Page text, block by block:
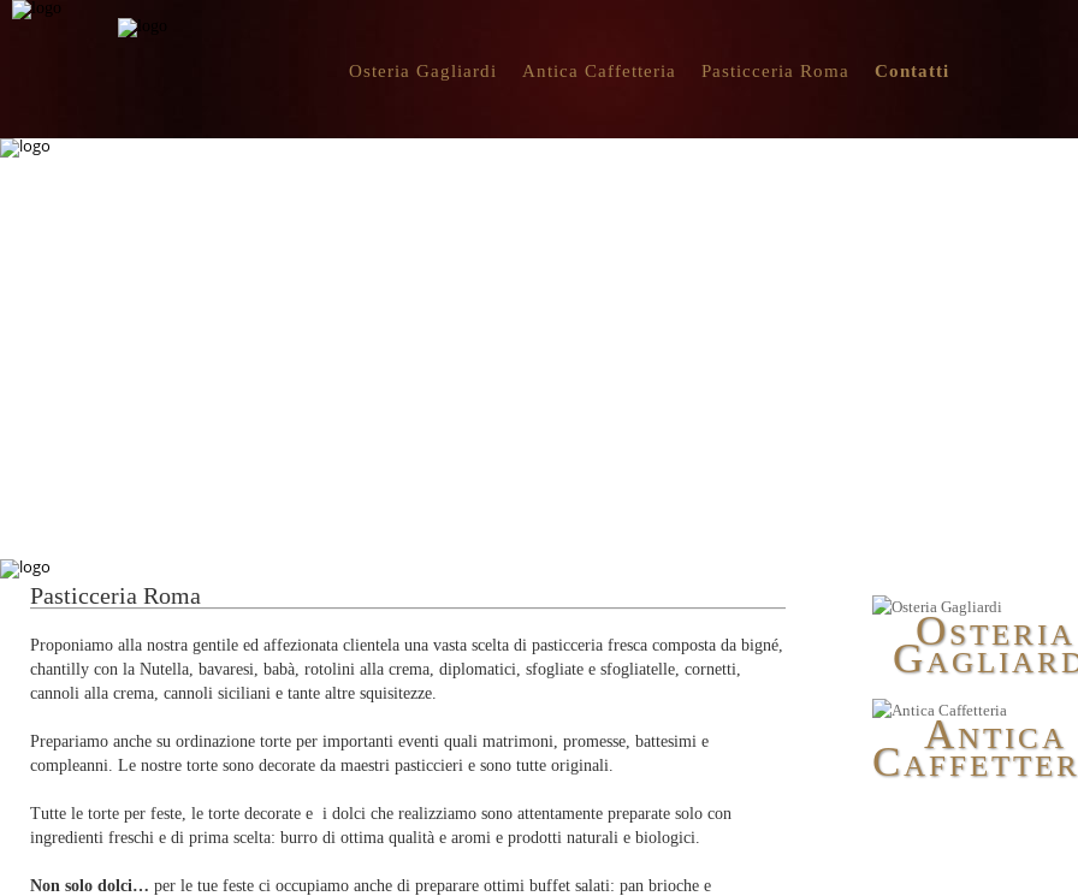
Osteria Gagliardi Antica Caffetteria Pasticceria Roma Contatti
OSTERIA
G
ANTICA
C
Pasticceria Roma
Proponiamo alla nostra gentile ed affezionata clientela una vasta scelta di pasticceria fresca composta da bigné,
chantilly con la Nutella, bavaresi, babà, rotolini alla crema, diplomatici, sfogliate e sfogliatelle, cornetti,
cannoli alla crema, cannoli siciliani e tante altre squisitezze.
Prepariamo anche su ordinazione torte per importanti eventi quali matrimoni, promesse, battesimi e
compleanni. Le nostre torte sono decorate da maestri pasticcieri e sono tutte originali.
Tutte le torte per feste, le torte decorate e i dolci che realizziamo sono attentamente preparate solo con
ingredienti freschi e di prima scelta: burro di ottima qualità e aromi e prodotti naturali e biologici.
Non solo dolci… per le tue feste ci occupiamo anche di preparare ottimi buffet salati: pan brioche e